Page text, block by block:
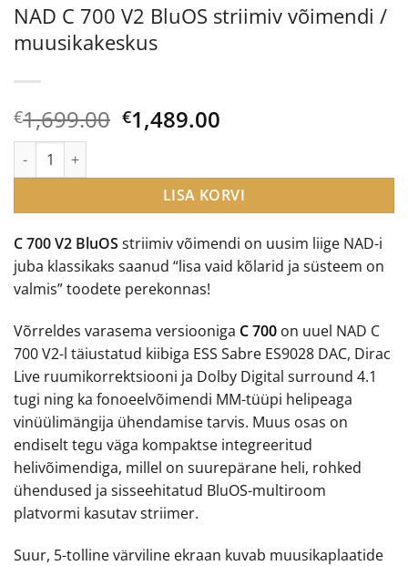
NAD C 700 V2 BluOS striimiv võimendi /
muusikakeskus
€1,699.00 Algne
hind
€1,699.00.
€1,489.00
€1,489.00.
C 700 V2 BluOS striimiv võimendi on uusim liige NAD-i
juba klassikaks saanud “lisa vaid kõlarid ja süsteem on
valmis” toodete perekonnas!
Võrreldes varasema versiooniga C 700 on uuel NAD C
700 V2-l täiustatud kiibiga ESS Sabre ES9028 DAC, Dirac
Live ruumikorrektsiooni ja Dolby Digital surround 4.1
tugi ning ka fonoeelvõimendi MM-tüüpi helipeaga
vinüülimängija ühendamise tarvis. Muus osas on
endiselt tegu väga kompaktse integreeritud
helivõimendiga, millel on suurepärane heli, rohked
ühendused ja sisseehitatud BluOS-multiroom
platvormi kasutav striimer.
Suur, 5-tolline värviline ekraan kuvab muusikaplaatide
NAD C 700 V2 BluOS striimiv võimendi / muusikakeskus kogus
LISA KORVI